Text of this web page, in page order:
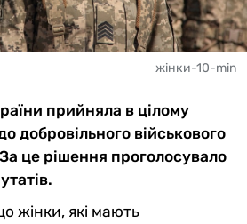
жінки-10-min
прийняла в цілому
військового
це рішення проголосувало
жінки, які мають